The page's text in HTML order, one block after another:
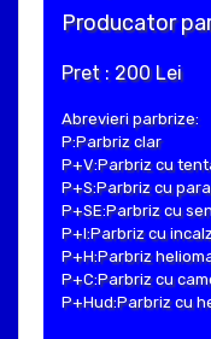
Producator
Pret : 200 Lei
Abrevieri parbrize:
P:Parbriz clar
P+V:Parbriz cu
P+S:Parbriz cu
P+SE:Parbriz cu
P+I:Parbriz cu
P+H:Parbriz
P+C:Parbriz cu
P+Hud:Parbriz cu